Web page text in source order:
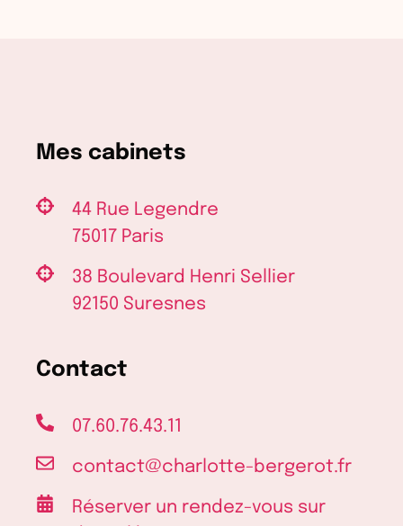
Mes cabinets
44 Rue Legendre
75017 Paris
38 Boulevard Henri Sellier
92150 Suresnes
Contact
07.60.76.43.11
contact@charlotte-bergerot.fr
Réserver un rendez-vous sur